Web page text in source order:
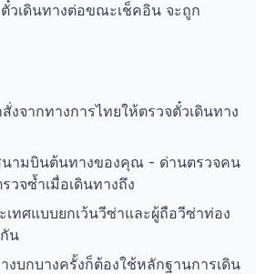
วเดินทางต่อขณะเช็คอิน จะถูก
งจากทางการไทยให้ตรวจตั๋วเดินทาง
นามบินต้นทางของคุณ - ด่านตรวจคน
วจซ้ำเมื่อเดินทางถึง
เทศแบบยกเว้นวีซ่าและผู้ถือวีซ่าท่อง
น
บกบางครั้งก็ต้องใช้หลักฐานการเดิน